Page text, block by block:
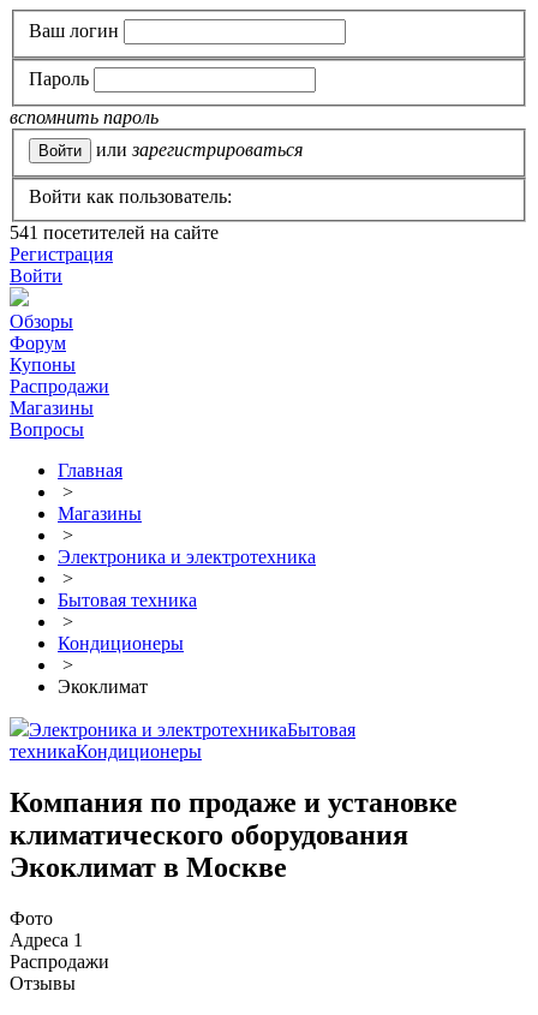
Ваш логин
Пароль
вспомнить пароль
или зарегистрироваться
Войти как пользователь:
541 посетителей на сайте
Регистрация
Войти
Обзоры
Форум
Купоны
Распродажи
Магазины
Вопросы
Главная
>
Магазины
>
Электроника и электротехника
>
Бытовая техника
>
Кондиционеры
>
Экоклимат
Электроника и электротехникаБытовая
техникаКондиционеры
Компания по продаже и установке
климатического оборудования
Экоклимат в Москве
Фото
Адреса 1
Распродажи
Отзывы